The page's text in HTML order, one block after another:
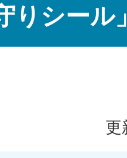
りシール
更